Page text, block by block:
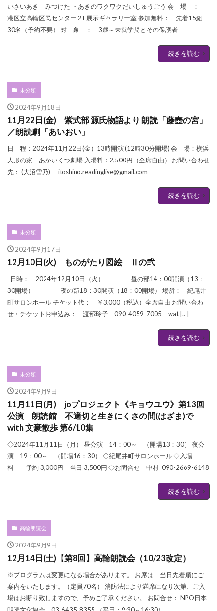
いさいあき みつけた ・あきのワクワクだいしゅうごう 会 場 ：
港区立高輪区民センター２F展示ギャラリー室 参加無料： 先着15組
30名（予約不要） 対 象 ： 3歳～未就学児とその保護者
続きを読む
未分類
2024年9月18日
11月22日(金) 紫式部 源氏物語より 朗読「藤壺の宮」
／朗読劇「あいおい」
日 程：2024年11月22日(金）13時開演 (12時30分開場) 会 場：横浜
人形の家 あかいくつ劇場 入場料：2,500円（全席自由） お問い合わせ
先： (大沼雪乃) itoshino.readinglive@gmail.com
続きを読む
未分類
2024年9月17日
12月10日(火) ものがたり図絵 Ⅱの弐
日時： 2024年12月10日（火） 昼の部14：00開演（13：
30開場） 夜の部18：30開演（18：00開場） 場所： 紀尾井
町サロンホール チケット代： ￥3,000（税込）全席自由 お問い合わ
せ・チケットお申込み： 渡部玲子 090-4059-7005 wat […]
続きを読む
未分類
2024年9月9日
11月11日(月) joプロジェクト《キョウユウ》第13回
公演 朗読館 不適切と生きにくさの間(はざま)で
with 文豪散歩 第6/10集
◇2024年11月11日（月） 昼公演 14：00～ （開場13：30） 夜公
演 19：00～ （開場16：30） ◇紀尾井町サロンホール ◇入場
料 予約 3,000円 当日 3,500円 ◇お問合せ 中村 090-2669-6148
続きを読む
高輪朗読会
2024年9月9日
12月14日(土)【第8回】高輪朗読会（10/23改定）
※プログラムは変更になる場合があります。 お席は、当日先着順にご
案内をいたします。（定員70名） 消防法により満席になり次第、ご入
場はお断り致しますので、予めご了承ください。 お問合せ： NPO日本